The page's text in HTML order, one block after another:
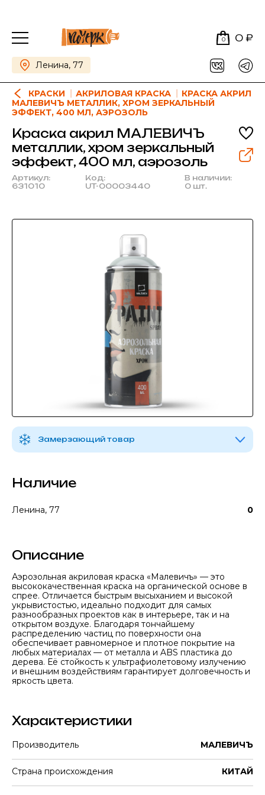
0 0 ₽
Ленина, 77
КРАСКИ АКРИЛОВАЯ КРАСКА
КРАСКА АКРИЛ
МАЛЕВИЧЪ МЕТАЛЛИК, ХРОМ ЗЕРКАЛЬНЫЙ
ЭФФЕКТ, 400 МЛ, АЭРОЗОЛЬ
Краска акрил МАЛЕВИЧЪ
металлик, хром зеркальный
эффект, 400 мл, аэрозоль
Артикул:
631010
Код:
UT-00003440
В наличии:
0 шт.
Замерзающий товар
Наличие
Ленина, 77 0
Описание
Аэрозольная акриловая краска «Малевичъ» — это
высококачественная краска на органической основе в
спрее. Отличается быстрым высыханием и высокой
укрывистостью, идеально подходит для самых
разнообразных проектов как в интерьере, так и на
открытом воздухе. Благодаря тончайшему
распределению частиц по поверхности она
обеспечивает равномерное и плотное покрытие на
любых материалах — от металла и ABS пластика до
дерева. Её стойкость к ультрафиолетовому излучению
и внешним воздействиям гарантирует долговечность и
яркость цвета.
Характеристики
Производитель МАЛЕВИЧЪ
Страна происхождения КИТАЙ